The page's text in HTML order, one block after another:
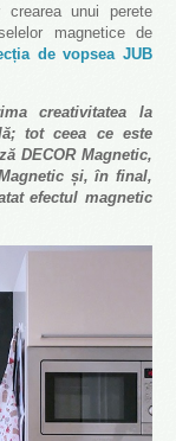
unui perete
magnetice de
de vopsea JUB
creativitatea la
tot ceea ce este
DECOR Magnetic,
și, în final,
efectul magnetic